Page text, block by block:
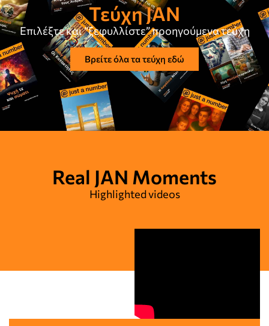
Τεύχη JAN
Επιλέξτε και “ξεφυλλίστε” προηγούμενα τεύχη
Βρείτε όλα τα τεύχη εδώ
Real JAN Moments
Highlighted videos